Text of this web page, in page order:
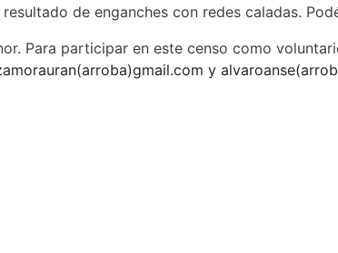
de enganches con redes caladas.
Para participar en este censo como
y